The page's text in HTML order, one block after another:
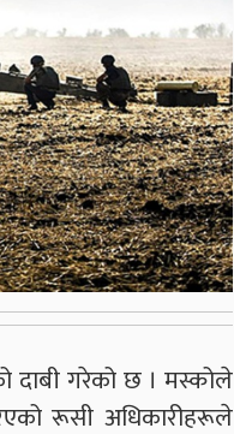
दाबी गरेको छ । मस्कोले
रूसी अधिकारीहरूले